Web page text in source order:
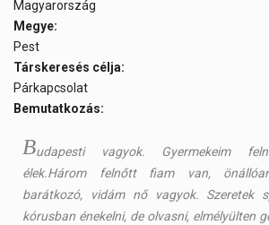
Magyarország
Megye:
Pest
Társkeresés célja:
Párkapcsolat
Bemutatkozás:
Budapesti vagyok. Gyermekeim
élek.Három felnőtt fiam van,
barátkozó, vidám nő vagyok. Szeretek
kórusban énekelni, de olvasni, elmélyülten